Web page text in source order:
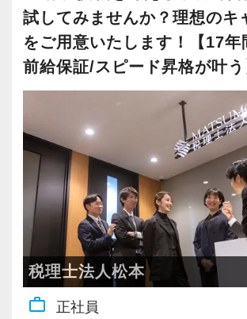
いですね。
大事にしているため、資格を持っ
も、スピーディーなキャリアアッ
す！
充実した実務重視のOJTで、安心
と知識をゼロから身に付けられま
税務・会計の経験と知識を磨きな
アップを目指しませんか？
【対象業種100種以上！節税・融
強い税理士法人です】
創業以来17年連続増収増益、顧問
上、全国6拠点で安定的に成長中
お客様に事務所までご来社いただ
試してみませんか？理想のキ
をご用意いたします！【17年
前給保証/スピード昇格が叶う
税理士法人松本
work_outline 正社員